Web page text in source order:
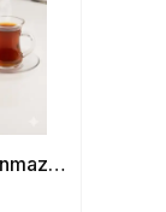
3'lü Çerezlik Paslanmaz Çelik Reçellik Sosluk Kahvaltılık 9.5 cm